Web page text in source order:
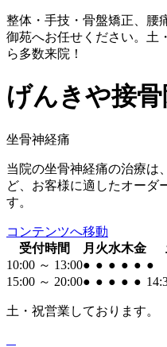
整体・手技・骨盤矯正、腰
御苑へお任せください。土
ら多数来院！
げんきや接
坐骨神経痛
当院の坐骨神経痛の治療は
ど、お客様に適したオーダ
す。
コンテンツへ移動
受付時間
月 火水木金
10:00 ～ 13:00● ● ● ● ● ●
15:00 ～ 20:00● ● ● ● ●
土・祝営業しております。